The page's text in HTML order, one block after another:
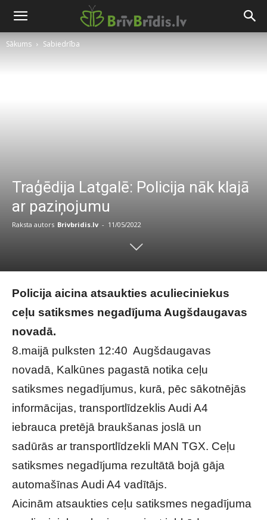
Sākums Sabiedrība
Traģēdija Latgalē: Policija nāk klajā
ar paziņojumu
Raksta autors Brivbridis.lv - 11/05/2022
Policija aicina atsaukties aculieciniekus
ceļu satiksmes negadījuma Augšdaugavas
novadā.
8.maijā pulksten 12:40 Augšdaugavas
novadā, Kalkūnes pagastā notika ceļu
satiksmes negadījumus, kurā, pēc sākotnējās
informācijas, transportlīdzeklis Audi A4
iebrauca pretējā braukšanas joslā un
sadūrās ar transportlīdzekli MAN TGX. Ceļu
satiksmes negadījuma rezultātā bojā gāja
automašīnas Audi A4 vadītājs.
Aicinām atsaukties ceļu satiksmes negadījuma